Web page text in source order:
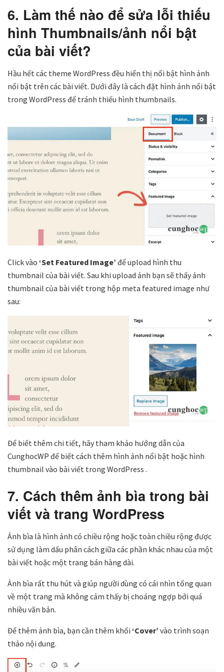
6. Làm thế nào để sửa lỗi thiếu
hình Thumbnails/ảnh nổi bật
của bài viết?
Hầu hết các theme WordPress đều hiển thị nổi bật hình ảnh
nổi bật trên các bài viết. Dưới đây là cách đặt hình ảnh nổi bật
trong WordPress để tránh thiếu hình thumbnails.
Click vào ‘Set Featured Image’ để upload hình thu
thumbnail của bài viết. Sau khi upload ảnh bạn sẽ thấy ảnh
thumbnail của bài viết trong hộp meta featured image như
sau:
Để biết thêm chi tiết, hãy tham khảo hướng dẫn của
CunghocWP để biết cách thêm hình ảnh nổi bật hoặc hình
thumbnail vào bài viết trong WordPress .
7. Cách thêm ảnh bìa trong bài
viết và trang WordPress
Ảnh bìa là hình ảnh có chiều rộng hoặc toàn chiều rộng được
sử dụng làm dấu phân cách giữa các phần khác nhau của một
bài viết hoặc một trang bán hàng dài.
Ảnh bìa rất thu hút và giúp người dùng có cái nhìn tổng quan
về một trang mà không cảm thấy bị choáng ngợp bởi quá
nhiều văn bản.
Để thêm ảnh bìa, bạn cần thêm khối ‘Cover’ vào trình soạn
thảo nội dung.